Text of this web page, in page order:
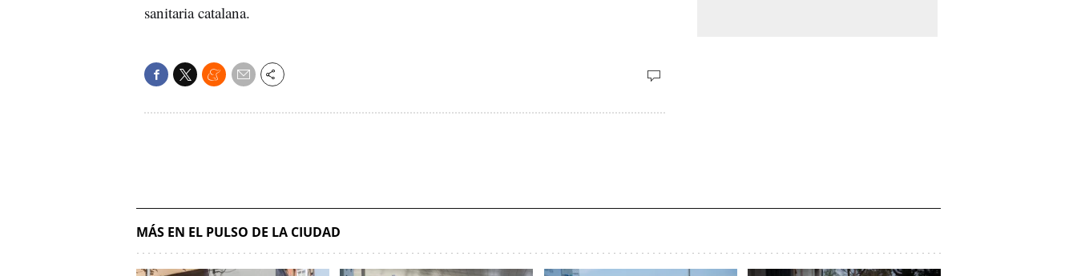
sanitaria catalana.
MÁS EN EL PULSO DE LA CIUDAD